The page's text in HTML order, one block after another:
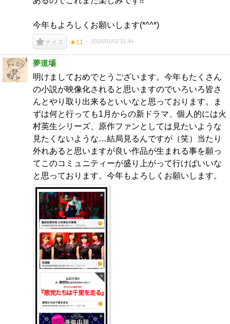
今年もよろしくお願いします(*^^*)
ナイス ★11 2016/01/02 11:44
夢道場
明けましておめでとうございます。今年もたくさん
の小説が映像化されると思いますのでいろいろ皆さ
んとやり取り出来るといいなと思っております。ま
ずは何と行っても1月からの新ドラマ、個人的には火
村英生シリーズ、原作ファンとしては見たいような
見たくないような…結局見るんですが（笑）当たり
外れあると思いますが良い作品が生まれる事を願っ
てこのコミュニティーが盛り上がって行けばいいな
と思っております。今年もよろしくお願いします。